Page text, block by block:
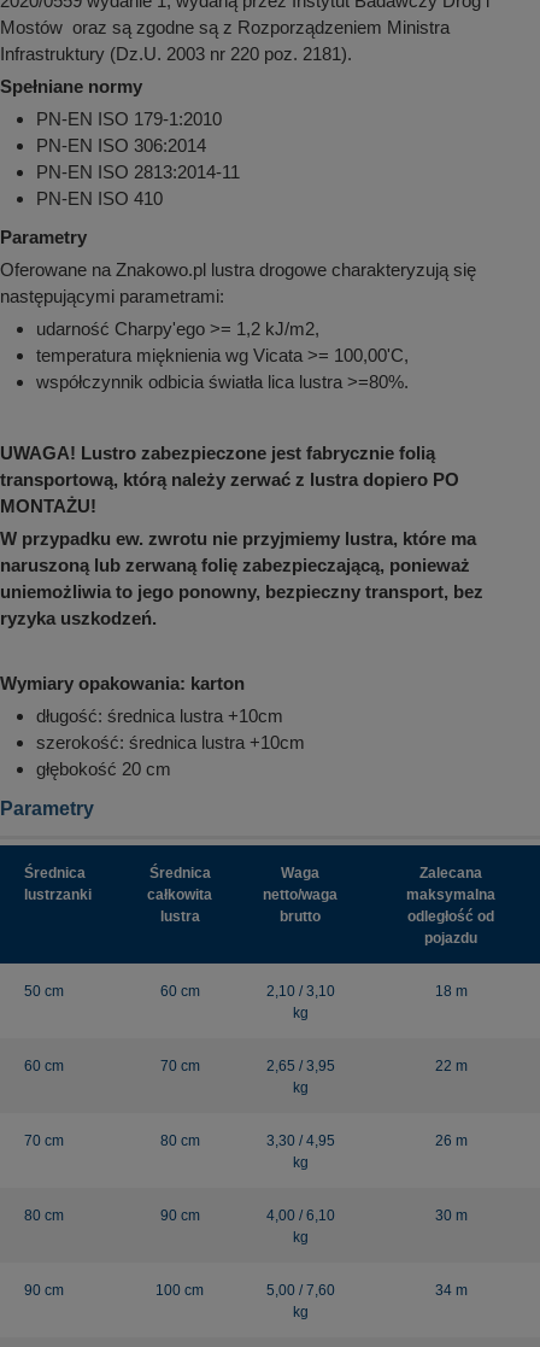
Mostów oraz są zgodne są z Rozporządzeniem Ministra
Infrastruktury (Dz.U. 2003 nr 220 poz. 2181).
Spełniane normy
PN-EN ISO 179-1:2010
PN-EN ISO 306:2014
PN-EN ISO 2813:2014-11
PN-EN ISO 410
Parametry
Oferowane na Znakowo.pl lustra drogowe charakteryzują się
następującymi parametrami:
udarność Charpy'ego >= 1,2 kJ/m2,
temperatura mięknienia wg Vicata >= 100,00'C,
współczynnik odbicia światła lica lustra >=80%.
UWAGA! Lustro zabezpieczone jest fabrycznie folią
transportową, którą należy zerwać z lustra dopiero PO
MONTAŻU!
W przypadku ew. zwrotu nie przyjmiemy lustra, które ma
naruszoną lub zerwaną folię zabezpieczającą, ponieważ
uniemożliwia to jego ponowny, bezpieczny transport, bez
ryzyka uszkodzeń.
Wymiary opakowania: karton
długość: średnica lustra +10cm
szerokość: średnica lustra +10cm
głębokość 20 cm
Parametry
Średnica
lustrzanki
Średnica
całkowita
lustra
Waga
netto/waga
brutto
Zalecana
maksymalna
odległość od
pojazdu
50 cm 60 cm
2,10 / 3,10
kg
18 m
60 cm 70 cm
2,65 / 3,95
kg
22 m
70 cm 80 cm
3,30 / 4,95
kg
26 m
80 cm 90 cm
4,00 / 6,10
kg
30 m
90 cm 100 cm
5,00 / 7,60
kg
34 m